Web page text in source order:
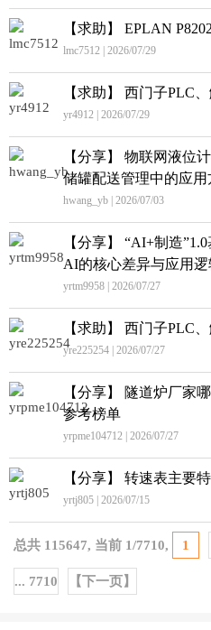
【求助】 EPLAN
lmc7512 | 2026/07/29
【求助】 西门子PLC
yr4912 | 2026/07/29
【分享】 物联网液位
储罐配送管理中的应用
hwang_yb | 2026/07/03
【分享】 “AI+制造
AI的核心差异与应用逻
yrtm9958 | 2026/07/27
【求助】 西门子PLC
yre225254 | 2026/07/27
【分享】 隧道炉厂家
参考榜单
yrpme104712 | 2026/07/27
【分享】 转速表主要
yrtj805 | 2026/07/15
总共 115647, 当前 1/7710, 1
... 7710 【下一页】